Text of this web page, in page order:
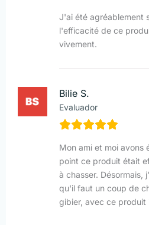
J'ai été agréablement
l'efficacité de ce
vivement.
Bilie S.
Evaluador
Mon ami et moi avons
point ce produit était
à chasser. Désormais,
qu'il faut un coup de
gibier, avec ce produit